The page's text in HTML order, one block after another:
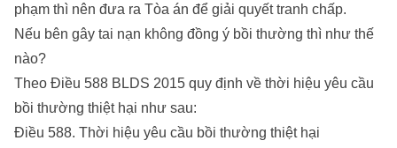
phạm thì nên đưa ra Tòa án để giải quyết tranh chấp.
Nếu bên gây tai nạn không đồng ý bồi thường thì như thế
nào?
Theo Điều 588 BLDS 2015 quy định về thời hiệu yêu cầu
bồi thường thiệt hại như sau:
Điều 588. Thời hiệu yêu cầu bồi thường thiệt hại